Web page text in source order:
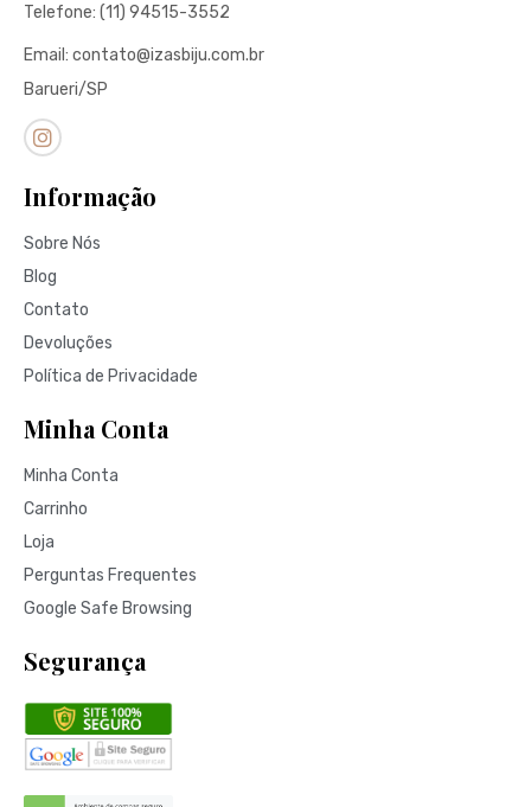
Telefone: (11) 94515-3552
Email: contato@izasbiju.com.br
Barueri/SP
Informação
Sobre Nós
Blog
Contato
Devoluções
Política de Privacidade
Minha Conta
Minha Conta
Carrinho
Loja
Perguntas Frequentes
Google Safe Browsing
Segurança